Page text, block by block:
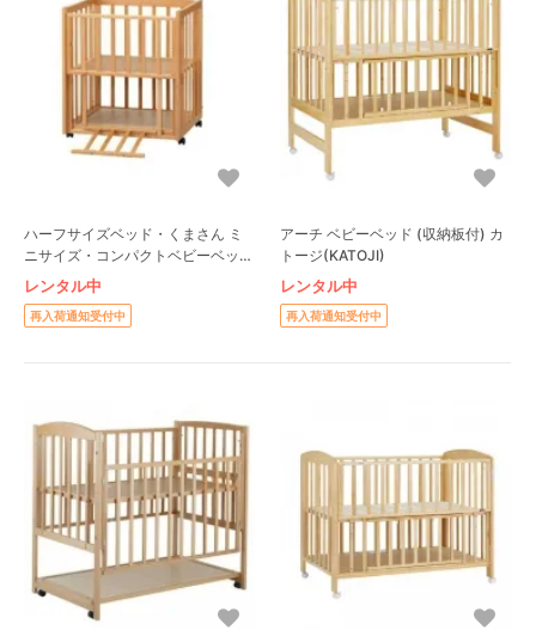
ハーフサイズベッド・くまさん ミ
ニサイズ・コンパクトベビーベッド
ヤマサキ(Yamasaki)
レンタル中
再入荷通知受付中
アーチ ベビーベッド (収納板付) カ
トージ(KATOJI)
レンタル中
再入荷通知受付中